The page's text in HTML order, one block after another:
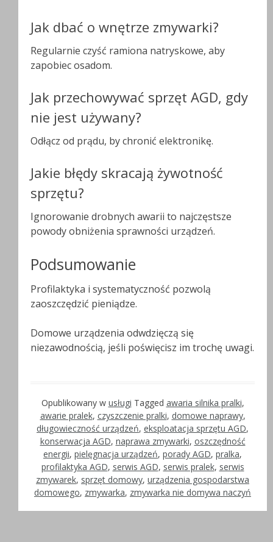
Jak dbać o wnętrze zmywarki?
Regularnie czyść ramiona natryskowe, aby
zapobiec osadom.
Jak przechowywać sprzęt AGD, gdy
nie jest używany?
Odłącz od prądu, by chronić elektronikę.
Jakie błędy skracają żywotność
sprzętu?
Ignorowanie drobnych awarii to najczęstsze
powody obniżenia sprawności urządzeń.
Podsumowanie
Profilaktyka i systematyczność pozwolą
zaoszczędzić pieniądze.
Domowe urządzenia odwdzięczą się
niezawodnością, jeśli poświęcisz im trochę uwagi.
Opublikowany w usługi Tagged awaria silnika pralki,
awarie pralek, czyszczenie pralki, domowe naprawy,
długowieczność urządzeń, eksploatacja sprzętu AGD,
konserwacja AGD, naprawa zmywarki, oszczędność
energii, pielęgnacja urządzeń, porady AGD, pralka,
profilaktyka AGD, serwis AGD, serwis pralek, serwis
zmywarek, sprzęt domowy, urządzenia gospodarstwa
domowego, zmywarka, zmywarka nie domywa naczyń